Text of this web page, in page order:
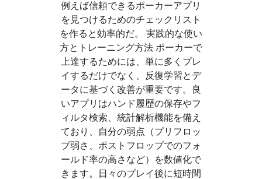
例えば信頼できるポーカーアプリ
を見つけるためのチェックリスト
を作ると効率的だ。 実践的な使い
方とトレーニング方法 ポーカーで
上達するためには、単に多くプレ
イするだけでなく、反復学習とデ
ータに基づく改善が重要です。良
いアプリはハンド履歴の保存やフ
ィルタ検索、統計解析機能を備え
ており、自分の弱点（プリフロッ
プ弱さ、ポストフロップでのフォ
ールド率の高さなど）を数値化で
きます。日々のプレイ後に短時間